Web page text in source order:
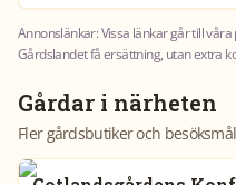
Annonslänkar: Vissa länkar går till
Gårdslandet få ersättning, utan extra
Gårdar i närheten
Fler gårdsbutiker och